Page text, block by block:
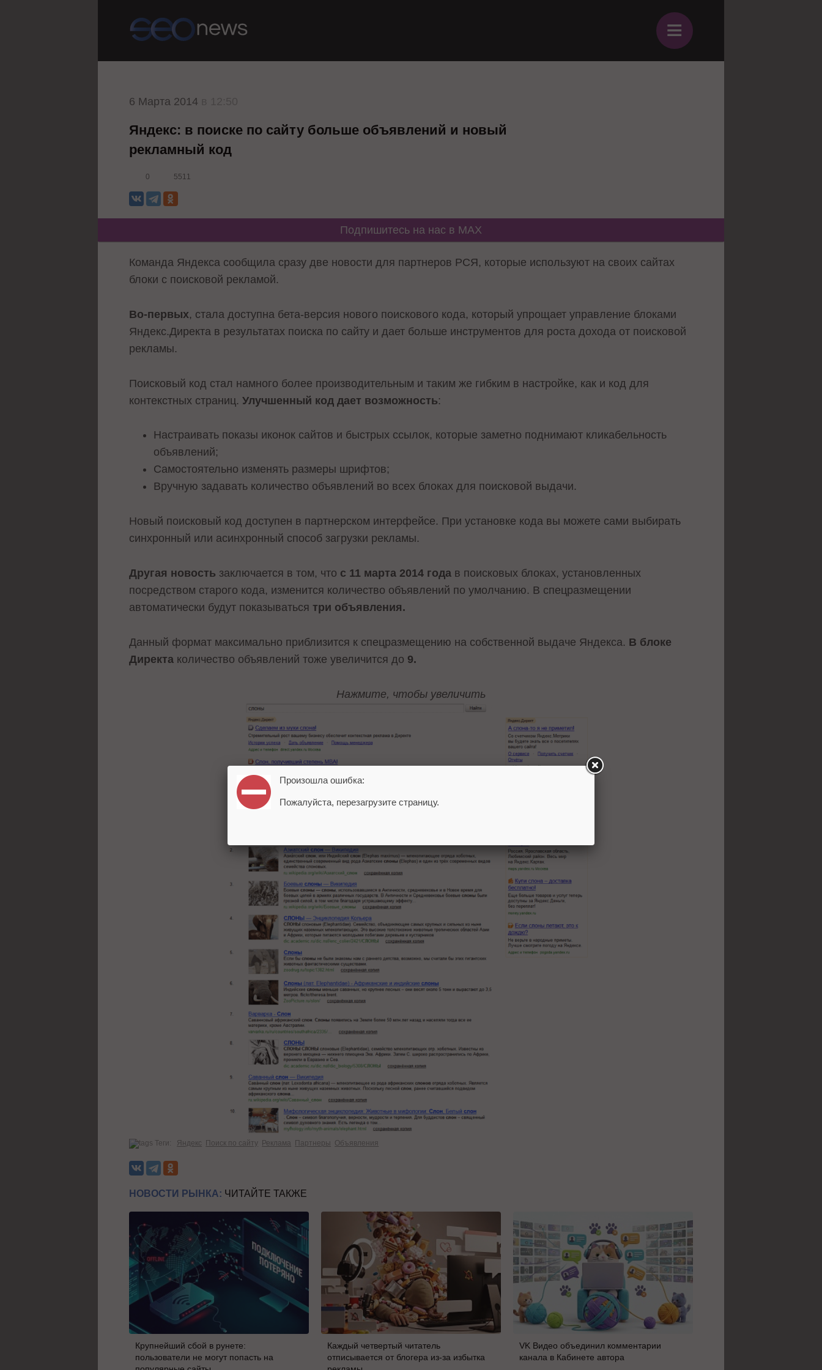
≡
6 Марта 2014
Яндекс: в поиске по сайту больше объявлений и новый
рекламный код
0 5511
Подпишитесь на нас в MAX
Команда Яндекса сообщила сразу две новости для партнеров РСЯ, которые используют на своих сайтах
блоки с поисковой рекламой.
Во-первых, стала доступна бета-версия нового поискового кода, который упрощает управление блоками
Яндекс.Директа в результатах поиска по сайту и дает больше инструментов для роста дохода от поисковой
рекламы.
Поисковый код стал намного более производительным и таким же гибким в настройке, как и код для
контекстных страниц.Улучшенный код дает возможность:
Настраивать показы иконок сайтов и быстрых ссылок, которые заметно поднимают кликабельность
объявлений;
Самостоятельно изменять размеры шрифтов;
Вручную задавать количество объявлений во всех блоках для поисковой выдачи.
Новый поисковый код доступен в партнерском интерфейсе. При установке кода вы можете сами выбирать
синхронный или асинхронный способ загрузки рекламы.
Другая новость заключается в том, что с 11 марта 2014 года в поисковых блоках, установленных
посредством старого кода, изменится количество объявлений по умолчанию. В спецразмещении
автоматически будут показыватьсятри объявления.
Данный формат максимально приблизится к спецразмещению на собственной выдаче Яндекса. В блоке
Директа количество объявлений тоже увеличится до 9.
Нажмите, чтобы увеличить
Теги: Яндекс Поиск по сайту Реклама Партнеры Объявления
НОВОСТИ РЫНКА: ЧИТАЙТЕ ТАКЖЕ
Крупнейший сбой в рунете:
пользователи не могут попасть на
Каждый четвертый читатель
отписывается от блогера из-за избытка
VK Видео объединил комментарии
канала в Кабинете автора
Произошла ошибка:
Пожалуйста, перезагрузите страницу.